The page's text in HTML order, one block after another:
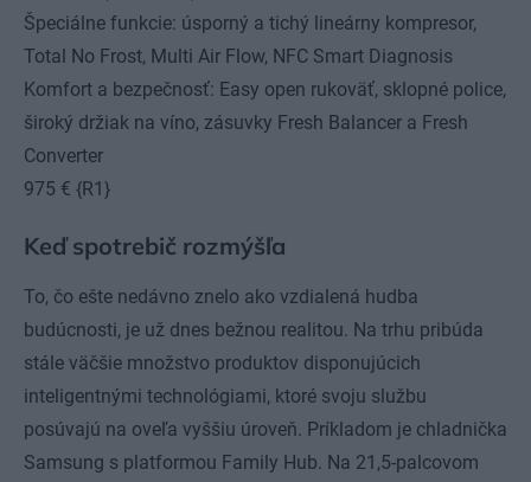
Špeciálne funkcie: úsporný a tichý lineárny kompresor,
Total No Frost, Multi Air Flow, NFC Smart Diagnosis
Komfort a bezpečnosť: Easy open rukoväť, sklopné police,
široký držiak na víno, zásuvky Fresh Balancer a Fresh
Converter
975 € {R1}
Keď spotrebič rozmýšľa
To, čo ešte nedávno znelo ako vzdialená hudba
budúcnosti, je už dnes bežnou realitou. Na trhu pribúda
stále väčšie množstvo produktov disponujúcich
inteligentnými technológiami, ktoré svoju službu
posúvajú na oveľa vyššiu úroveň. Príkladom je chladnička
Samsung s platformou Family Hub. Na 21,5-palcovom